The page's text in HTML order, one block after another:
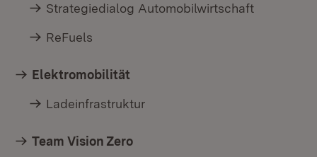
Strategiedialog Automobilwirtschaft
ReFuels
Elektromobilität
Ladeinfrastruktur
Team Vision Zero